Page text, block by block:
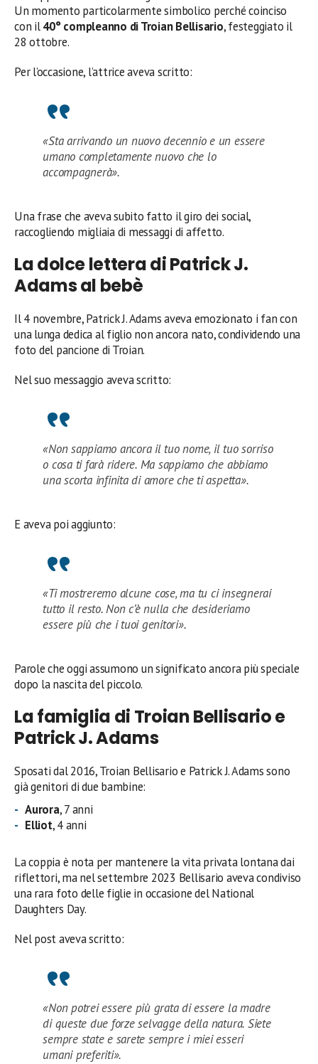
Un momento particolarmente simbolico perché coinciso
con il40° compleanno di Troian Bellisario, festeggiato il
28 ottobre.
Per l’occasione, l’attrice aveva scritto:
«Sta arrivando un nuovo decennio e un essere
umano completamente nuovo che lo
accompagnerà».
Una frase che aveva subito fatto il giro dei social,
raccogliendo migliaia di messaggi di affetto.
La dolce lettera di Patrick J.
Adams al bebè
Il 4 novembre, Patrick J. Adams aveva emozionato i fan con
una lunga dedica al figlio non ancora nato, condividendo una
foto del pancione di Troian.
Nel suo messaggio aveva scritto:
«Non sappiamo ancora il tuo nome, il tuo sorriso
o cosa ti farà ridere. Ma sappiamo che abbiamo
una scorta infinita di amore che ti aspetta».
E aveva poi aggiunto:
«Ti mostreremo alcune cose, ma tu ci insegnerai
tutto il resto. Non c’è nulla che desideriamo
essere più che i tuoi genitori».
Parole che oggi assumono un significato ancora più speciale
dopo la nascita del piccolo.
La famiglia di Troian Bellisario e
Patrick J. Adams
Sposati dal 2016, Troian Bellisario e Patrick J. Adams sono
già genitori di due bambine:
Aurora, 7 anni
Elliot, 4 anni
La coppia è nota per mantenere la vita privata lontana dai
riflettori, ma nel settembre 2023 Bellisario aveva condiviso
una rara foto delle figlie in occasione del National
Daughters Day.
Nel post aveva scritto:
«Non potrei essere più grata di essere la madre
di queste due forze selvagge della natura. Siete
sempre state e sarete sempre i miei esseri
umani preferiti».